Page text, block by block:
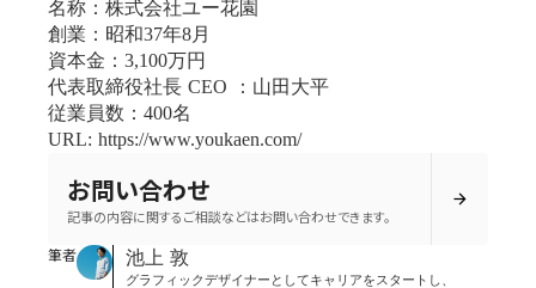
名称：株式会社ユー花園
創業：昭和37年8月
資本金：3,100万円
代表取締役社長 CEO ：山田大平
従業員数：400名
URL: https://www.youkaen.com/
お問い合わせ
記事の内容に関するご相談などはお問い合わせできます。
arrow_forward
筆者 池上 敦
グラフィックデザイナーとしてキャリアをスタートし、